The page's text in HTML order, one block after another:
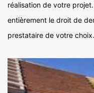
réalisation de votre
entièrement le droit de
prestataire de votre choix.